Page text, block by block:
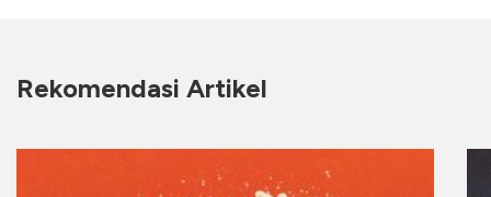
Rekomendasi Artikel